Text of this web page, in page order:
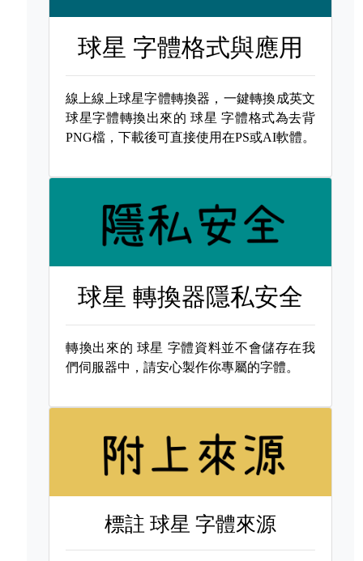
球星 字體格式與應用
線上線上球星字體轉換器，一鍵轉換成英文
球星字體轉換出來的球星 字體格式為去背
PNG檔，下載後可直接使用在PS或AI軟體。
球星 轉換器隱私安全
轉換出來的 球星 字體資料並不會儲存在我
們伺服器中，請安心製作你專屬的字體。
標註球星 字體來源